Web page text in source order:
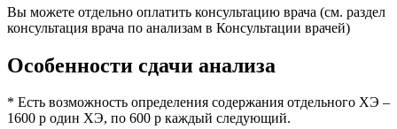
Вы можете отдельно оплатить консультацию врача (см. раздел
консультация врача по анализам в Консультации врачей)
Особенности сдачи анализа
* Есть возможность определения содержания отдельного ХЭ –
1600 р один ХЭ, по 600 р каждый следующий.